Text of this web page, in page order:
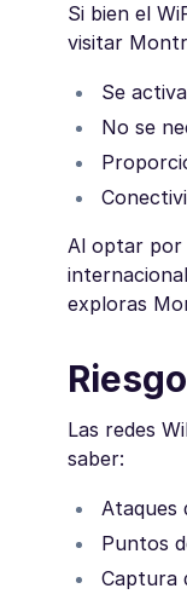
Si bien el
visitar
Se
No se
Al optar por
exploras
Las redes
saber:
Ataques
Puntos
Captura